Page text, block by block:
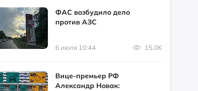
ФАС возбудило дело
против АЗС
6 июля 10:44 15.0K
Вице-премьер РФ
Александр Новак: